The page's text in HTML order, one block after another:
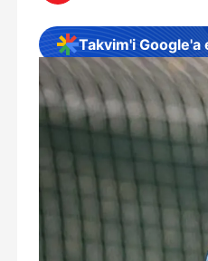
Takvim'i Google'a